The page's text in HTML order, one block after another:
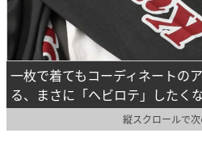
一枚で着てもコーディネートの
る、まさに「ヘビロテ」したく
縦スクロールで